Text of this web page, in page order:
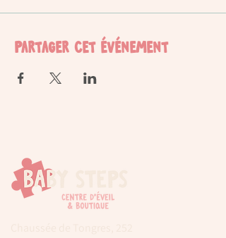
Partager cet événement